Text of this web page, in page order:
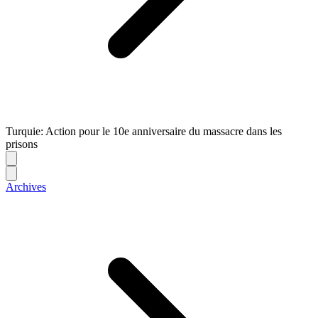
Turquie: Action pour le 10e anniversaire du massacre dans les
prisons
Archives